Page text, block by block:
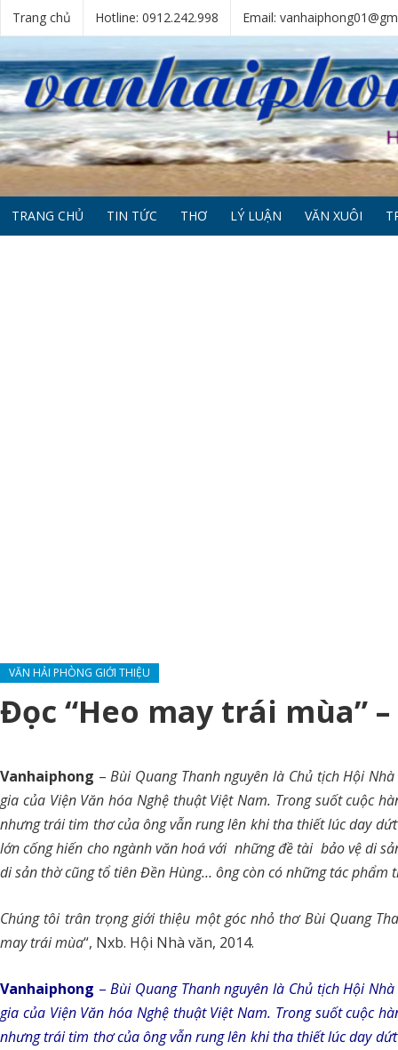
Trang chủ Hotline: 0912.242.998 Email:
TRANG CHỦ TIN TỨC THƠ LÝ LUẬN VĂN XUÔI
VĂN HẢI PHÒNG GIỚI THIỆU
Đọc “Heo may trái mùa”
Vanhaiphong – Bùi Quang Thanh nguyên là Chủ tịch Hội
gia của Viện Văn hóa Nghệ thuật Việt Nam. Trong suốt cuộc
nhưng trái tim thơ của ông vẫn rung lên khi tha thiết lúc day
lớn cống hiến cho ngành văn hoá với những đề tài bảo vệ di
di sản thờ cũng tổ tiên Đền Hùng… ông còn có những tác
Chúng tôi trân trọng giới thiệu một góc nhỏ thơ Bùi Quang
may trái mùa“, Nxb. Hội Nhà văn, 2014.
Vanhaiphong – Bùi Quang Thanh nguyên là Chủ tịch Hội
gia của Viện Văn hóa Nghệ thuật Việt Nam. Trong suốt cuộc
nhưng trái tim thơ của ông vẫn rung lên khi tha thiết lúc day